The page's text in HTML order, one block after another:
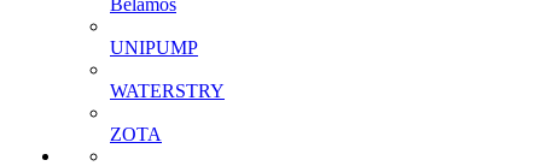
Belamos
UNIPUMP
WATERSTRY
ZOTA